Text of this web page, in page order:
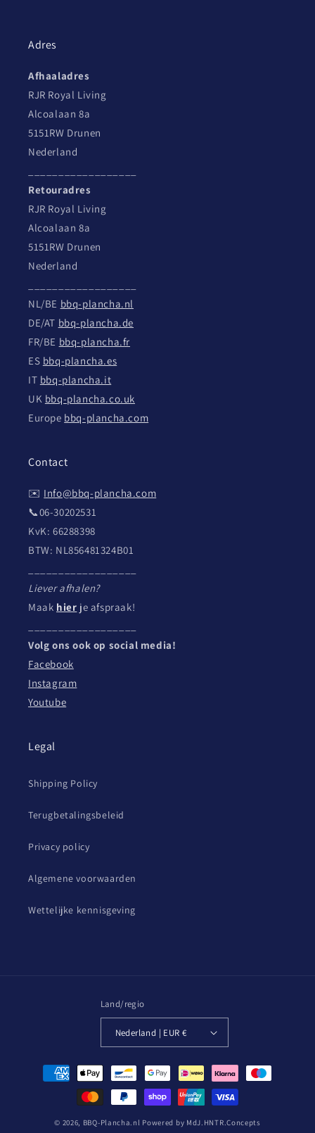
Adres
Afhaaladres
RJR Royal Living
Alcoalaan 8a
5151RW Drunen
Nederland
Retouradres
RJR Royal Living
Alcoalaan 8a
5151RW Drunen
Nederland
NL/BE bbq-plancha.nl
DE/AT bbq-plancha.de
FR/BE bbq-plancha.fr
ES bbq-plancha.es
IT bbq-plancha.it
UK bbq-plancha.co.uk
Europe bbq-plancha.com
Contact
✉️ Info@bbq-plancha.com
📞06-30202531
KvK: 66288398
BTW: NL856481324B01
Liever afhalen?
Maak hier je afspraak!
Volg ons ook op social media!
Facebook
Instagram
Youtube
Legal
Shipping Policy
Terugbetalingsbeleid
Privacy policy
Algemene voorwaarden
Wettelijke kennisgeving
Land/regio
Nederland | EUR €
Betaalmethoden
© 2026, BBQ-Plancha.nl Powered by MdJ.HNTR.Concepts